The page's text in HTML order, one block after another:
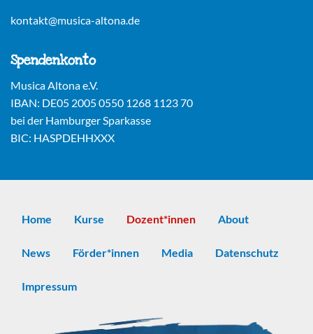
kontakt@musica-altona.de
Spendenkonto
Musica Altona e.V.
IBAN: DE05 2005 0550 1268 1123 70
bei der Hamburger Sparkasse
BIC: HASPDEHHXXX
Home Kurse Dozent*innen About
News Förder*innen Media Datenschutz
Impressum